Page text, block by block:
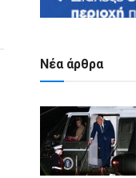
Νέα άρθρα